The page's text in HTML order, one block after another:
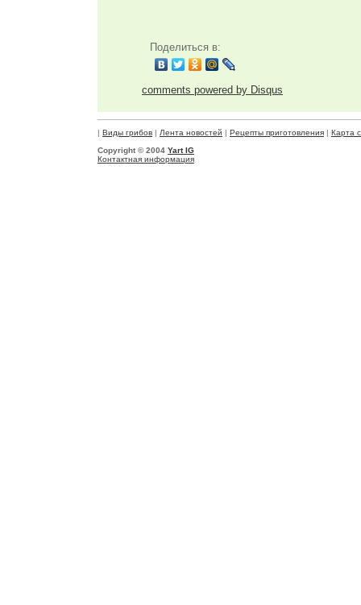
Поделиться в:
comments powered by Disqus
| Виды грибов | Лента новостей | Рецепты приготовления | Карта
Copyright © 2004 Yart IG
Контактная информация